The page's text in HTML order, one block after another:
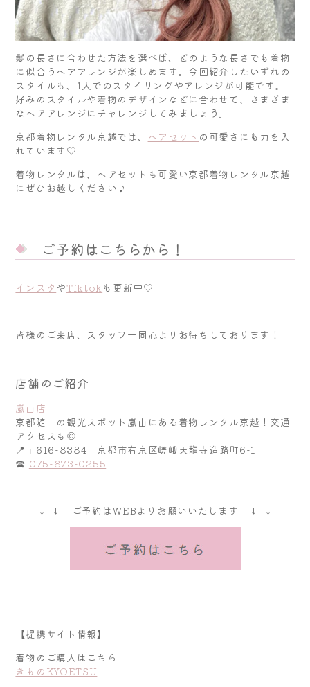
髪の長さに合わせた方法を選べば、どのような長さでも着物
に似合うヘアアレンジが楽しめます。今回紹介したいずれの
スタイルも、1人でのスタイリングやアレンジが可能です。
好みのスタイルや着物のデザインなどに合わせて、さまざま
なヘアアレンジにチャレンジしてみましょう。
京都着物レンタル京越では、
ヘアセット の可愛さにも力を入
れています♡
着物レンタルは、ヘアセットも可愛い京都着物レンタル京越
にぜひお越しください♪
ご予約はこちらから！
インスタ やTiktok も更新中♡
皆様のご来店、スタッフ一同心よりお待ちしております！
店舗のご紹介
嵐山店
京都随一の観光スポット嵐山にある着物レンタル京越！交通
アクセスも◎
📍〒616-8384 京都市右京区嵯峨天龍寺造路町6-1
☎ 075-873-0255
↓ ↓ ご予約はWEBよりお願いいたします ↓ ↓
【提携サイト情報】
着物のご購入はこちら
きものKYOETSU